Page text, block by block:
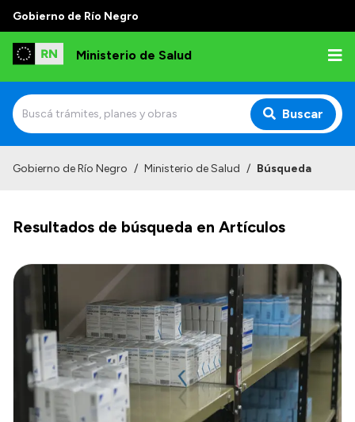
Gobierno de Río Negro
Ministerio de Salud
Buscar
Normativa y Funciones
Autoridades
Consejos locales
Transparencia
Presupuesto
Boletín Oficial
Gobierno de Río Negro / Ministerio de Salud / Búsqueda
Resultados de búsqueda en Artículos